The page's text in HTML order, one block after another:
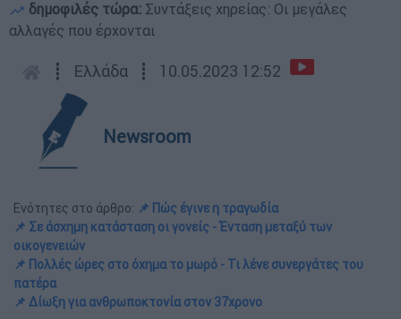
δημοφιλές τώρα: Συντάξεις χηρείας: Οι μεγάλες
αλλαγές που έρχονται
┋ Ελλάδα ┋ 10.05.2023 12:52
Newsroom
Ενότητες στο άρθρο: 📌 Πώς έγινε η τραγωδία
📌 Σε άσχημη κατάσταση οι γονείς - Ένταση μεταξύ των
οικογενειών
📌 Πολλές ώρες στο όχημα το μωρό - Τι λένε συνεργάτες του
πατέρα
📌 Δίωξη για ανθρωποκτονία στον 37χρονο